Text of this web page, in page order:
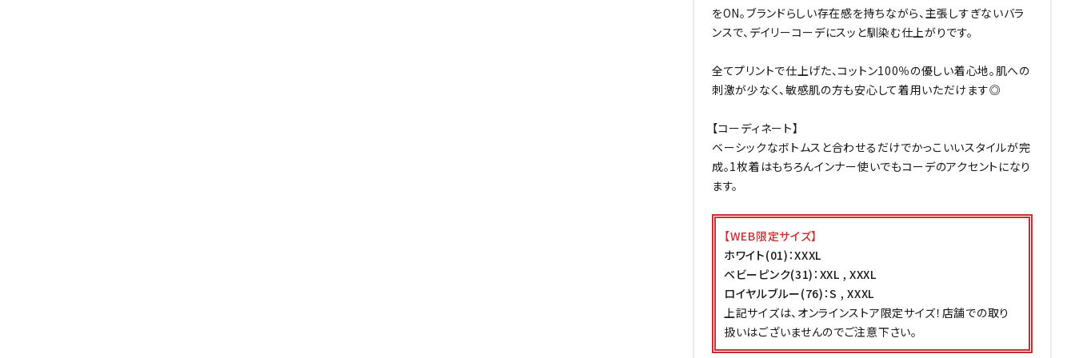
をON。ブランドらしい存在感を持ちながら、主張しすぎないバラ
ンスで、デイリーコーデにスッと馴染む仕上がりです。
全てプリントで仕上げた、コットン100％の優しい着心地。肌への
刺激が少なく、敏感肌の方も安心して着用いただけます◎
【コーディネート】
ベーシックなボトムスと合わせるだけでかっこいいスタイルが完
成。1枚着はもちろんインナー使いでもコーデのアクセントになり
ます。
【WEB限定サイズ】
ホワイト(01)：XXXL
ベビーピンク(31)：XXL , XXXL
ロイヤルブルー(76)：S , XXXL
上記サイズは、オンラインストア限定サイズ！店舗での取り
扱いはございませんのでご注意下さい。